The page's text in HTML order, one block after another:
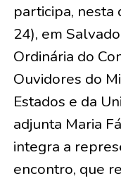
participa, nesta
24), em
Ordinária do
Ouvidores do
Estados e da
adjunta Maria
integra a
encontro, que